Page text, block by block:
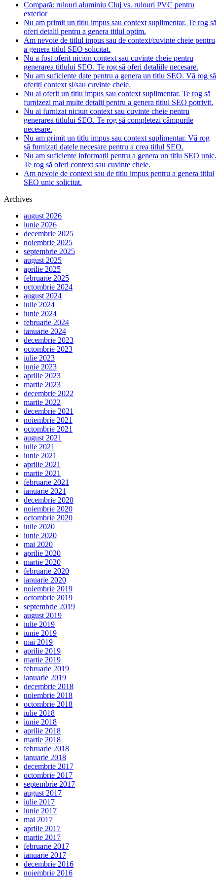
Compară: rulouri aluminiu Cluj vs. rulouri PVC pentru
exterior
Nu am primit un titlu impus sau context suplimentar. Te rog să
oferi detalii pentru a genera titlul optim.
Am nevoie de titlul impus sau de context/cuvinte cheie pentru
a genera titlul SEO solicitat.
Nu a fost oferit niciun context sau cuvinte cheie pentru
generarea titlului SEO. Te rog să oferi detaliile necesare.
Nu am suficiente date pentru a genera un titlu SEO. Vă rog să
oferiți context și/sau cuvinte cheie.
Nu ai oferit un titlu impus sau context suplimentar. Te rog să
furnizezi mai multe detalii pentru a genera titlul SEO potrivit.
Nu ai furnizat niciun context sau cuvinte cheie pentru
generarea titlului SEO. Te rog să completezi câmpurile
necesare.
Nu am primit un titlu impus sau context suplimentar. Vă rog
să furnizați datele necesare pentru a crea titlul SEO.
Nu am suficiente informații pentru a genera un titlu SEO unic.
Te rog să oferi context sau cuvinte cheie.
Am nevoie de context sau de titlu impus pentru a genera titlul
SEO unic solicitat.
Archives
august 2026
iunie 2026
decembrie 2025
noiembrie 2025
septembrie 2025
august 2025
aprilie 2025
februarie 2025
octombrie 2024
august 2024
iulie 2024
iunie 2024
februarie 2024
ianuarie 2024
decembrie 2023
octombrie 2023
iulie 2023
iunie 2023
aprilie 2023
martie 2023
decembrie 2022
martie 2022
decembrie 2021
noiembrie 2021
octombrie 2021
august 2021
iulie 2021
iunie 2021
aprilie 2021
martie 2021
februarie 2021
ianuarie 2021
decembrie 2020
noiembrie 2020
octombrie 2020
iulie 2020
iunie 2020
mai 2020
aprilie 2020
martie 2020
februarie 2020
ianuarie 2020
noiembrie 2019
octombrie 2019
septembrie 2019
august 2019
iulie 2019
iunie 2019
mai 2019
aprilie 2019
martie 2019
februarie 2019
ianuarie 2019
decembrie 2018
noiembrie 2018
octombrie 2018
iulie 2018
iunie 2018
aprilie 2018
martie 2018
februarie 2018
ianuarie 2018
decembrie 2017
octombrie 2017
septembrie 2017
august 2017
iulie 2017
iunie 2017
mai 2017
aprilie 2017
martie 2017
februarie 2017
ianuarie 2017
decembrie 2016
noiembrie 2016